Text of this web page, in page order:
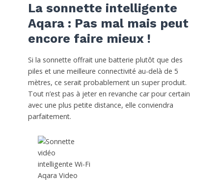
La sonnette intelligente
Aqara : Pas mal mais peut
encore faire mieux !
Si la sonnette offrait une batterie plutôt que des
piles et une meilleure connectivité au-delà de 5
mètres, ce serait probablement un super produit.
Tout n’est pas à jeter en revanche car pour certain
avec une plus petite distance, elle conviendra
parfaitement.